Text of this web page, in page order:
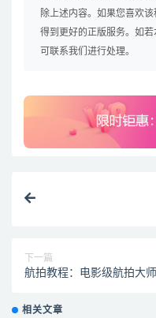
除上述内容。如果您喜欢
得到更好的正版服务。如若
可联系我们进行处理。
下一篇
航拍教程：电影级航拍大
相关文章